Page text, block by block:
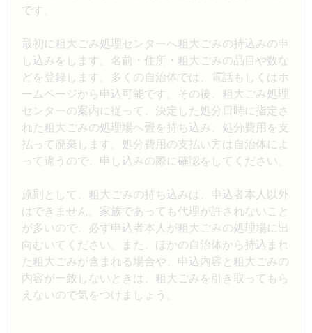
です。
最初に粗大ごみ処理センターへ粗大ごみの持込みの申
し込みをします。名前・住所・粗大ごみの品目や数な
どを登録します。多くの自治体では、電話もしくはホ
ームページから申込可能です。その後、粗大ごみ処理
センターの案内に従って、決定した処分日時に指定さ
れた粗大ごみの処理場へ畳を持ち込み、処分費用を支
払って廃棄します。処分費用の支払い方は自治体によ
って違うので、申し込みの際に確認をしてください。
原則として、粗大ごみの持ち込みは、申込者本人以外
はできません。家族であっても代理が許されないこと
が多いので、必ず申込者本人が粗大ごみの処理場に出
向むいてください。また、ほかの自治体から持込まれ
た粗大ごみが含まれる場合や、申込内容と粗大ごみの
内容が一致しないときは、粗大ごみを引き取ってもら
えないので気をつけましょう。